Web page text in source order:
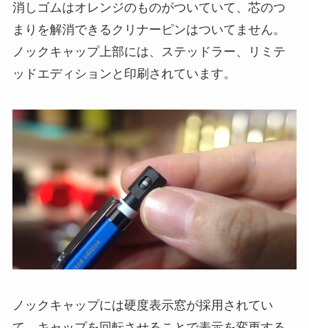
消しゴムはオレンジのものがついていて、芯のつ
まりを解消できるクリナーピンはついてません。
ノックキャップ上部には、ステッドラー、リミテ
ッドエディションと印刷されています。
ノックキャップには硬度表示窓が採用されてい